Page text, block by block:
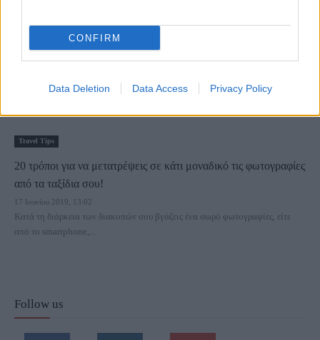
CONFIRM
Data Deletion Data Access Privacy Policy
Travel Tips
20 τρόποι για να μετατρέψεις σε κάτι μοναδικό τις φωτογραφίες
από τα ταξίδια σου!
17 Ιουνίου 2019, 13:02
Κατά τη διάρκεια των διακοπών σου βγάζεις ένα σωρό φωτογραφίες, είτε
από το smartphone,...
Follow us